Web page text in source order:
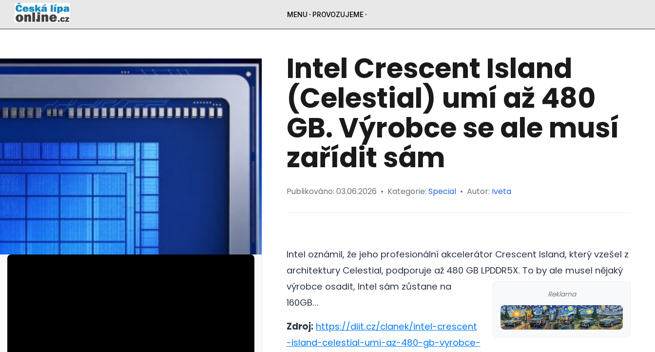
MENU PROVOZUJEME
Intel Crescent Island
(Celestial) umí až 480
GB. Výrobce se ale musí
zařídit sám
Publikováno: 03.06.2026 • Kategorie: Special • Autor: Iveta
Intel oznámil, že jeho profesionální akcelerátor Crescent Island, který vzešel z
architektury Celestial, podporuje až 480 GB LPDDR5X.
Reklama
To by ale musel nějaký
výrobce osadit, Intel sám zůstane na
160GB…
Zdroj: https://diit.cz/clanek/intel-crescent
-island-celestial-umi-az-480-gb-vyrobce-